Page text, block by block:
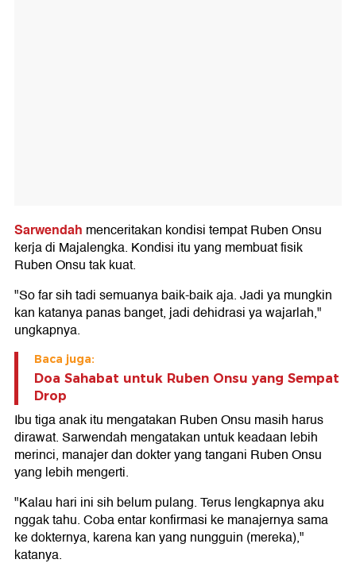
Sarwendah menceritakan kondisi tempat Ruben Onsu
kerja di Majalengka. Kondisi itu yang membuat fisik
Ruben Onsu tak kuat.
"So far sih tadi semuanya baik-baik aja. Jadi ya mungkin
kan katanya panas banget, jadi dehidrasi ya wajarlah,"
ungkapnya.
Baca juga:
Doa Sahabat untuk Ruben Onsu yang Sempat
Drop
Ibu tiga anak itu mengatakan Ruben Onsu masih harus
dirawat. Sarwendah mengatakan untuk keadaan lebih
merinci, manajer dan dokter yang tangani Ruben Onsu
yang lebih mengerti.
"Kalau hari ini sih belum pulang. Terus lengkapnya aku
nggak tahu. Coba entar konfirmasi ke manajernya sama
ke dokternya, karena kan yang nungguin (mereka),"
katanya.